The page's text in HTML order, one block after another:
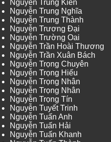
Nguyễn Trung Kiên
Nguyễn Trung Nghĩa
Nguyễn Trung Thành
Nguyễn Trương Đại
Nguyễn Trường Oai
Nguyễn Trần Hoài Thương
Nguyễn Trần Xuân Bách
Nguyễn Trọng Chuyên
Nguyễn Trọng Hiếu
Nguyễn Trọng Nhân
Nguyễn Trọng Nhân
Nguyễn Trọng Tín
Nguyễn Tuyết Trinh
Nguyễn Tuấn Anh
Nguyễn Tuấn Hải
Nguyễn Tuấn Khanh